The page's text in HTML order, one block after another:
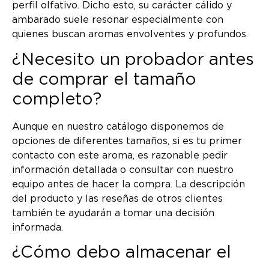
perfil olfativo. Dicho esto, su carácter cálido y
ambarado suele resonar especialmente con
quienes buscan aromas envolventes y profundos.
¿Necesito un probador antes
de comprar el tamaño
completo?
Aunque en nuestro catálogo disponemos de
opciones de diferentes tamaños, si es tu primer
contacto con este aroma, es razonable pedir
información detallada o consultar con nuestro
equipo antes de hacer la compra. La descripción
del producto y las reseñas de otros clientes
también te ayudarán a tomar una decisión
informada.
¿Cómo debo almacenar el